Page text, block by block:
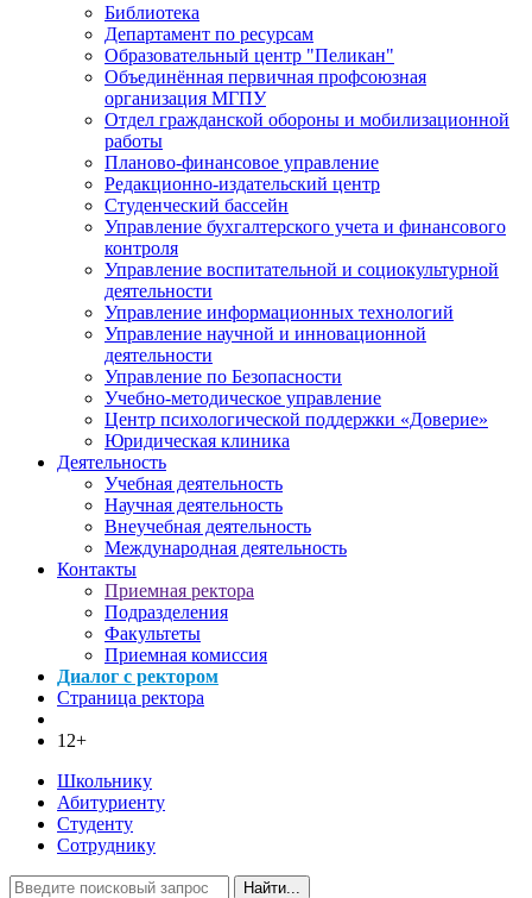
Библиотека
Департамент по ресурсам
Образовательный центр "Пеликан"
Объединённая первичная профсоюзная
организация МГПУ
Отдел гражданской обороны и мобилизационной
работы
Планово-финансовое управление
Редакционно-издательский центр
Студенческий бассейн
Управление бухгалтерского учета и финансового
контроля
Управление воспитательной и социокультурной
деятельности
Управление информационных технологий
Управление научной и инновационной
деятельности
Управление по Безопасности
Учебно-методическое управление
Центр психологической поддержки «Доверие»
Юридическая клиника
Деятельность
Учебная деятельность
Научная деятельность
Внеучебная деятельность
Международная деятельность
Контакты
Приемная ректора
Подразделения
Факультеты
Приемная комиссия
Диалог с ректором
Страница ректора
12+
Школьнику
Абитуриенту
Студенту
Сотруднику
Найти...